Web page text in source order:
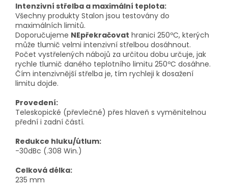
Intenzivní střelba a maximální teplota:
Všechny produkty Stalon jsou testovány do
maximálních limitů.
Doporučujeme NEpřekračovat hranici 250ºC, kterých
může tlumič velmi intenzivní střelbou dosáhnout.
Počet vystřelených nábojů za určitou dobu určuje, jak
rychle tlumič daného teplotního limitu 250ºC dosáhne.
Čím intenzivnější střelba je, tím rychleji k dosažení
limitu dojde.
Provedení:
Teleskopické (převlečné) přes hlaveň s vyměnitelnou
přední i zadní částí.
Redukce hluku/útlum:
-30dBc (.308 Win.)
Celková délka:
235 mm